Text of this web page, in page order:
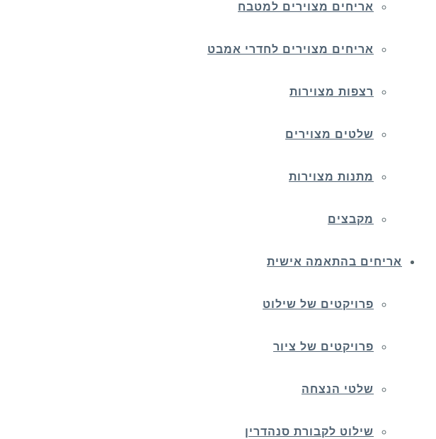
אריחים מצוירים למטבח
אריחים מצוירים לחדרי אמבט
רצפות מצוירות
שלטים מצוירים
מתנות מצוירות
מקבצים
אריחים בהתאמה אישית
פרויקטים של שילוט
פרויקטים של ציור
שלטי הנצחה
שילוט לקבורת סנהדרין